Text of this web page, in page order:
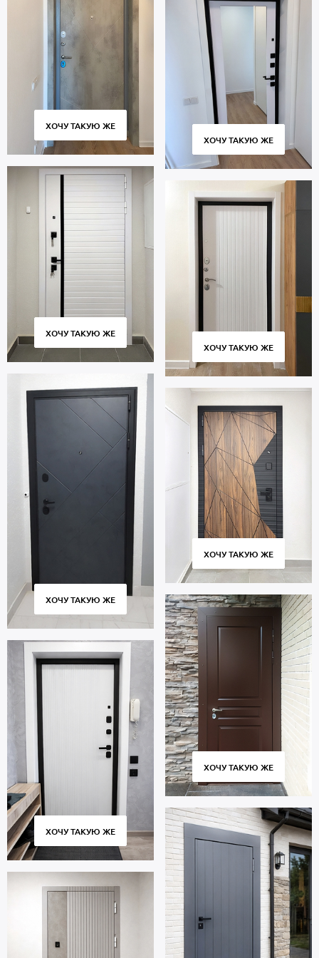
ХОЧУ ТАКУЮ ЖЕ
ХОЧУ ТАКУЮ ЖЕ
ХОЧУ ТАКУЮ ЖЕ
ХОЧУ ТАКУЮ ЖЕ
ХОЧУ ТАКУЮ ЖЕ
ХОЧУ ТАКУЮ ЖЕ
ХОЧУ ТАКУЮ ЖЕ
ХОЧУ ТАКУЮ ЖЕ